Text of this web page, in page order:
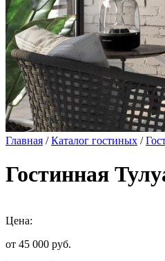
Главная /Каталог гостиных /
Гостинная
Цена:
от 45 000 руб.